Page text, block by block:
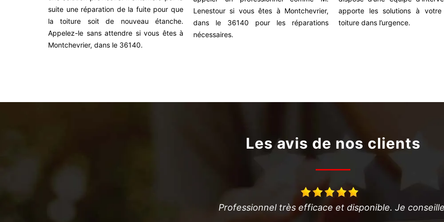
suite une réparation de la fuite pour que
la toiture soit de nouveau étanche.
Appelez-le sans attendre si vous êtes à
Montchevrier, dans le 36140.
Lenestour si vous êtes à Montchevrier,
dans le 36140 pour les réparations
nécessaires.
apporte les solutions à
toiture dans l’urgence.
Les avis de nos clients
Professionnel très efficace et disponible. Je conseille!